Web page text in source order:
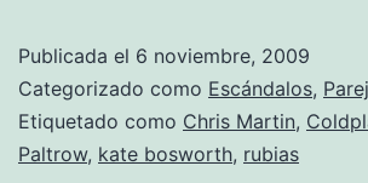
Publicada el 6 noviembre, 2009
Categorizado como Escándalos,
Etiquetado como Chris Martin,
Paltrow, kate bosworth, rubias